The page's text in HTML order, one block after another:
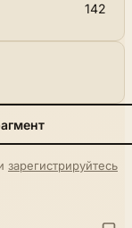
142
зарегистрируйтесь